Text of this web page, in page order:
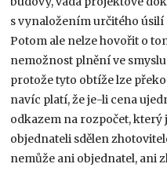
s vynaložením určitého
Potom ale nelze hovořit o
nemožnost plnění ve
protože tyto obtíže lze
navíc platí, že je-li cena
odkazem na rozpočet, který
objednateli sdělen
nemůže ani objednatel, ani